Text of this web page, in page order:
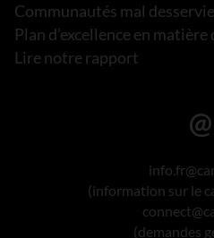
Communautés mal
Plan d’excellence en matière
Lire notre rapport
(information sur le
(demandes